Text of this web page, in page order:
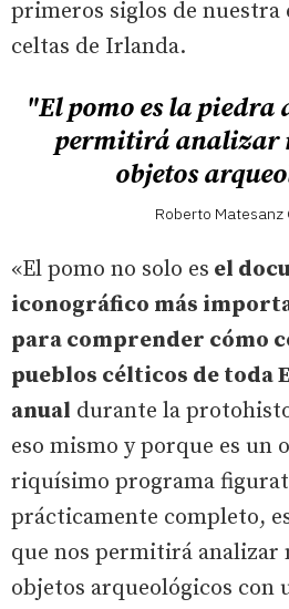
primeros siglos de nuestra
celtas de Irlanda.
"El pomo es la piedra
permitirá analizar
objetos
Roberto Matesanz
«El pomo no solo es el
iconográfico más
para comprender cómo
pueblos célticos de toda
anual durante la
eso mismo y porque es un
riquísimo programa
prácticamente completo,
que nos permitirá analizar
objetos arqueológicos con